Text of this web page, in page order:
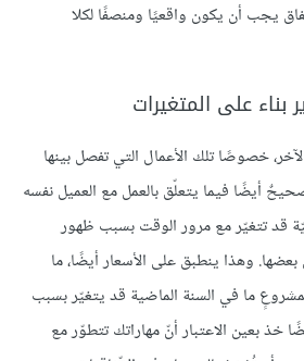
يجب أن يكون واقعيًا ومنصفًا لكلا
بناء على المتغيرات
خصوصًا تلك الأعمال التي تفصل بينها
أيضًا فيما يتعلّق بالعمل مع العميل نفسه
قد تتغيّر مع مرور الوقت بسبب ظهور
وهذا ينطبق على الأسعار أيضًا، ما
ما في السنة الماضية قد يتغيّر بسبب
خذ بعين الاعتبار أنّ مهاراتك تتطوّر مع